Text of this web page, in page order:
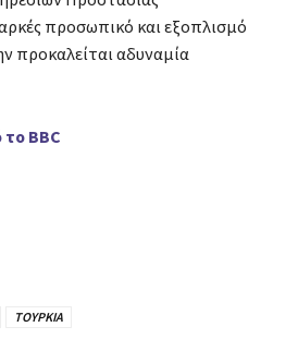
προσωπικό και εξοπλισμό
προκαλείται αδυναμία
BBC
ΤΟΥΡΚΙΑ